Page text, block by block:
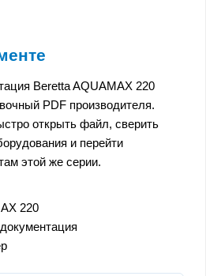
Beretta AQUAMAX 220
PDF производителя.
открыть файл, сверить
и перейти
этой же серии.
220